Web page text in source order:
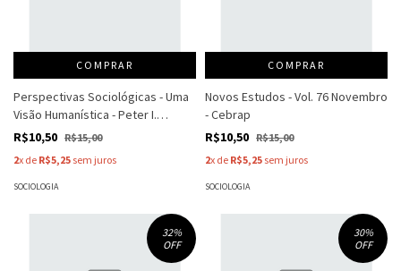
COMPRAR
Perspectivas Sociológicas - Uma
Visão Humanística - Peter I.
Berger
R$10,50 R$15,00
2x de R$5,25 sem juros
SOCIOLOGIA
COMPRAR
Novos Estudos - Vol. 76 Novembro
- Cebrap
R$10,50 R$15,00
2x de R$5,25 sem juros
SOCIOLOGIA
32%
OFF
30%
OFF